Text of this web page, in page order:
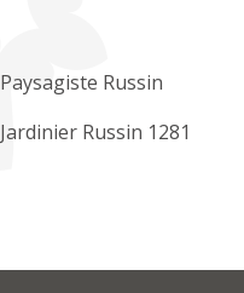
Paysagiste Russin
Jardinier Russin 1281